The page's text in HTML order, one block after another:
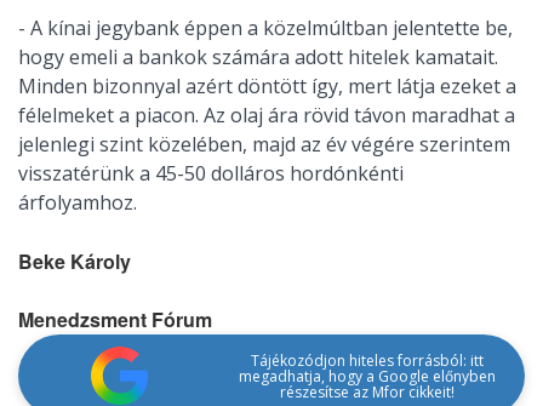
- A kínai jegybank éppen a közelmúltban jelentette be,
hogy emeli a bankok számára adott hitelek kamatait.
Minden bizonnyal azért döntött így, mert látja ezeket a
félelmeket a piacon. Az olaj ára rövid távon maradhat a
jelenlegi szint közelében, majd az év végére szerintem
visszatérünk a 45-50 dolláros hordónkénti
árfolyamhoz.
Beke Károly
Menedzsment Fórum
Tájékozódjon hiteles forrásból: itt
megadhatja, hogy a Google előnyben
részesítse az Mfor cikkeit!